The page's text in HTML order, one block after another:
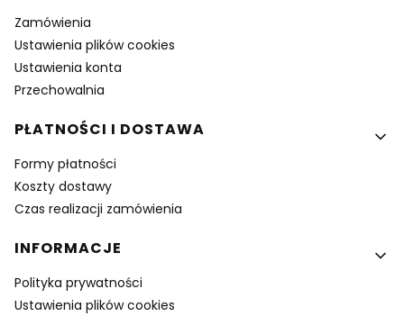
Zamówienia
Ustawienia plików cookies
Ustawienia konta
Przechowalnia
PŁATNOŚCI I DOSTAWA
Formy płatności
Koszty dostawy
Czas realizacji zamówienia
INFORMACJE
Polityka prywatności
Ustawienia plików cookies